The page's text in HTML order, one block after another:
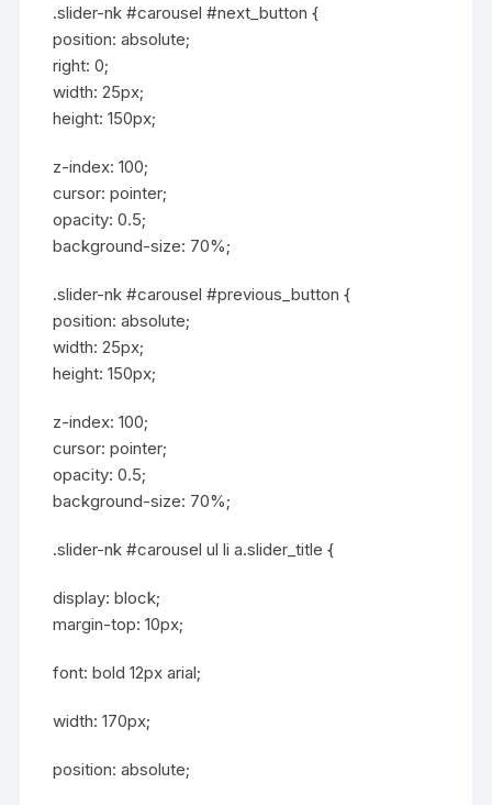
.slider-nk #carousel #next_button {
position: absolute;
right: 0;
width: 25px;
height: 150px;
z-index: 100;
cursor: pointer;
opacity: 0.5;
background-size: 70%;
.slider-nk #carousel #previous_button {
position: absolute;
width: 25px;
height: 150px;
z-index: 100;
cursor: pointer;
opacity: 0.5;
background-size: 70%;
.slider-nk #carousel ul li a.slider_title {
display: block;
margin-top: 10px;
font: bold 12px arial;
width: 170px;
position: absolute;